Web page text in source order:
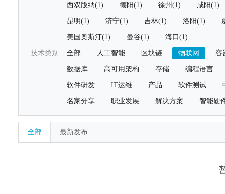
西双版纳(1) 德阳(1) 徐州(1) 咸阳(1)
昆明(1) 济宁(1) 吉林(1) 洛阳(1)
美国奥斯汀(1) 曼谷(1) 海口(1)
技术类别 全部 人工智能 区块链 物联网 容
数据库 高可用架构 存储 编程语言
软件研发 IT运维 产品 软件测试
名家分享 职业发展 解决方案 智能硬
全部 最新发布